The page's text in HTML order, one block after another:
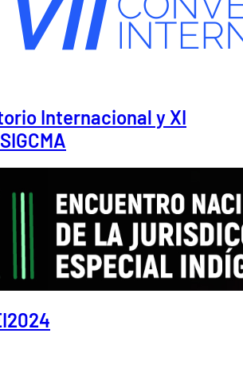
Internacional y XI